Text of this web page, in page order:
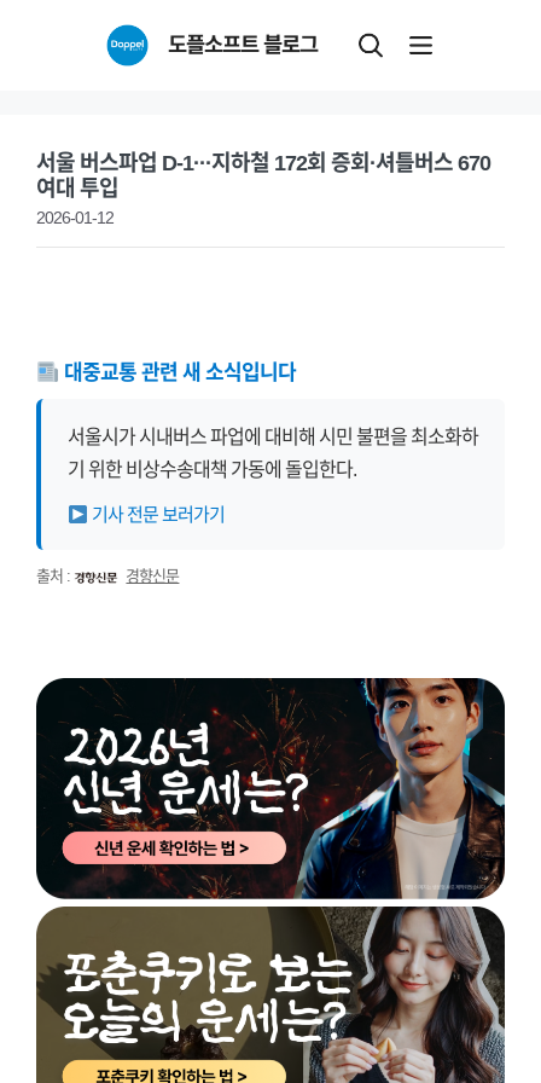
도플소프트 블로그
서울 버스파업 D-1···지하철 172회 증회·셔틀버스 670
여대 투입
2026-01-12
대중교통 관련 새 소식입니다
서울시가 시내버스 파업에 대비해 시민 불편을 최소화하
기 위한 비상수송대책 가동에 돌입한다.
기사 전문 보러가기
출처 : 경향신문